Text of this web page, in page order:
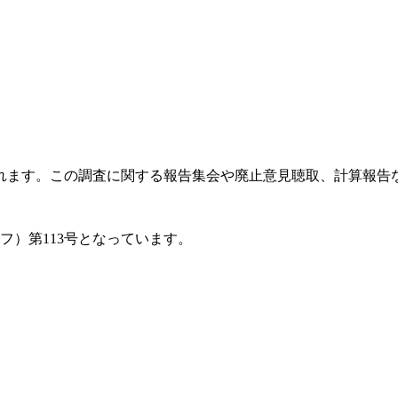
す。この調査に関する報告集会や廃止意見聴取、計算報
）第113号となっています。